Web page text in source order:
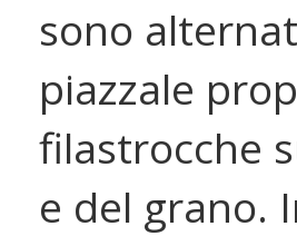
sono
piazzale
filastrocche
e del grano.